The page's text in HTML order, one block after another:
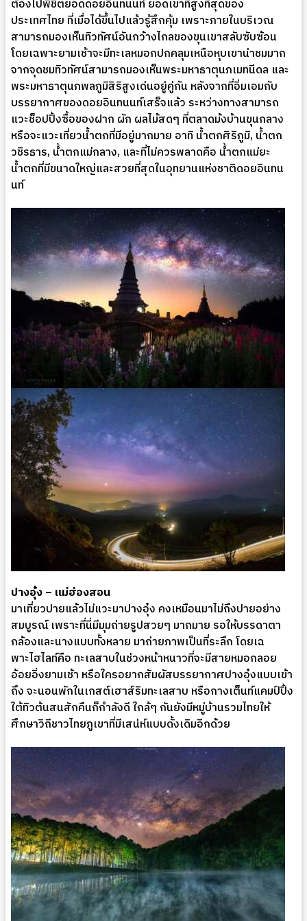
ต้องไปพิชิตยอดดอยอินทนนท์ ยอดเขาที่สูงที่สุดของ
ประเทศไทย ที่เมื่อได้ขึ้นไปแล้วรู้สึกคุ้ม เพราะภายในบริเวณ
สามารถมองเห็นทิวทัศน์อันกว้างไกลของขุนเขาสลับซับซ้อน
โดยเฉพาะยามเช้าจะมีทะเลหมอกปกคลุมเหนือหุบเขาน่าชมมาก
จากจุดชมทิวทัศน์สามารถมองเห็นพระมหาธาตุนภเมทนีดล และ
พระมหาธาตุนภพลภูมิสิริสูงเด่นอยู่คู่กัน หลังจากที่อิ่มเอมกับ
บรรยากาศของดอยอินทนนท์เสร็จแล้ว ระหว่างทางสามารถ
แวะช็อปปิ้งซื้อของฝาก ผัก ผลไม้สดๆ ที่ตลาดม้งบ้านขุนกลาง
หรือจะแวะเที่ยวน้ำตกที่มีอยู่มากมาย อาทิ น้ำตกศิริภูมิ, น้ำตก
วชิรธาร, น้ำตกแม่กลาง, และที่ไม่ควรพลาดคือ น้ำตกแม่ยะ
น้ำตกที่มีขนาดใหญ่และสวยที่สุดในอุทยานแห่งชาติดอยอินทน
นท์
ปางอุ๋ง – แม่ฮ่องสอน
มาเที่ยวปายแล้วไม่แวะมาปางอุ๋ง คงเหมือนมาไม่ถึงปายอย่าง
สมบูรณ์ เพราะที่นี่มีมุมถ่ายรูปสวยๆ มากมาย รอให้บรรดาตา
กล้องและนางแบบทั้งหลาย มาถ่ายภาพเป็นที่ระลึก โดยเฉ
พาะไฮไลท์คือ ทะเลสาบในช่วงหน้าหนาวที่จะมีสายหมอกลอย
อ้อยอิ่งยามเช้า หรือใครอยากสัมผัสบรรยากาศปางอุ๋งแบบเข้า
ถึง จะนอนพักในเกสต์เฮาส์ริมทะเลสาบ หรือกางเต็นท์แคมป์ปิ้ง
ใต้ทิวต้นสนสักคืนก็กำลังดี ใกล้ๆ กันยังมีหมู่บ้านรวมไทยให้
ศึกษาวิถีชาวไทยภูเขาที่มีเสน่ห์แบบดั้งเดิมอีกด้วย